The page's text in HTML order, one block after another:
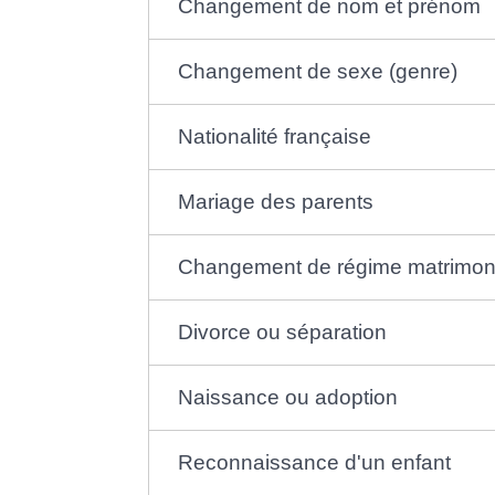
Changement de nom et prénom
Changement de sexe (genre)
Nationalité française
Mariage des parents
Changement de régime
Divorce ou séparation
Naissance ou adoption
Reconnaissance d'un enfant